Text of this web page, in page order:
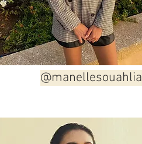
@manellesouahlia